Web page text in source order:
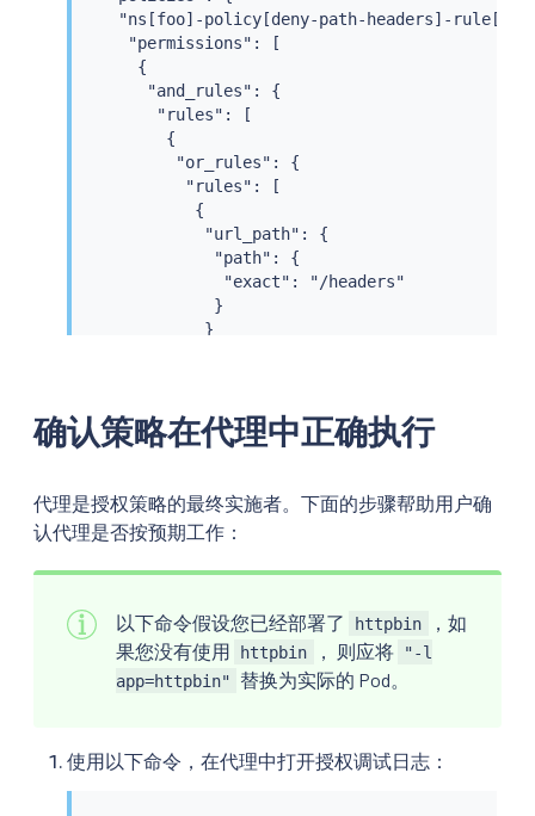
"ns[foo]-policy[deny-path-headers]-
     "permissions": [
      {
       "and_rules": {
        "rules": [
         {
          "or_rules": {
           "rules": [
            {
             "url_path": {
              "path": {
               "exact": "/headers"
              }
             }
         }
        ]
      }
     ],
     "principals": [
      {
        "ids": [
         {
          "any": true
         }
      }
确认策略在代理中正确执行
代理是授权策略的最终实施者。下面的步骤帮助用户确
认代理是否按预期工作：
以下命令假设您已经部署了 httpbin
，如
果您没有使用
httpbin ， 则应将
"-l
app=httpbin"
替换为实际的 Pod。
使用以下命令，在代理中打开授权调试日志：